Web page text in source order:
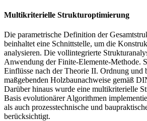
Multikriterielle Strukturoptimierung
Die parametrische Definition der
beinhaltet eine Schnittstelle, um die
analysieren. Die vollintegrierte
Anwendung der Finite-Elemente-Methode.
Einflüsse nach der Theorie II. Ordnung und
maßgebenden Holzbaunachweise gemäß
Darüber hinaus wurde eine multikriterielle
Basis evolutionärer Algorithmen
als auch prozesstechnische und
berücksichtigt.